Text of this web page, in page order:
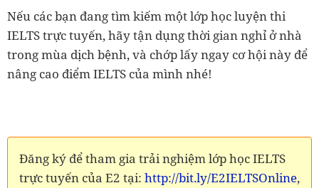
Nếu các bạn đang tìm kiếm một lớp học luyện thi
IELTS trực tuyến, hãy tận dụng thời gian nghỉ ở nhà
trong mùa dịch bệnh, và chớp lấy ngay cơ hội này để
nâng cao điểm IELTS của mình nhé!
Đăng ký để tham gia trải nghiệm lớp học IELTS
trực tuyến của E2 tại: http://bit.ly/E2IELTSOnline,